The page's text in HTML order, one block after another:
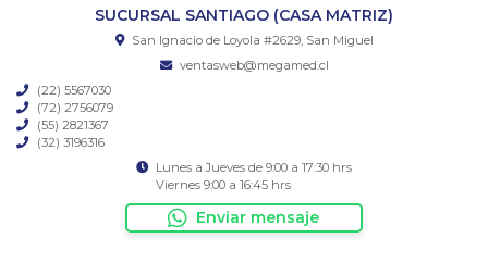
SUCURSAL SANTIAGO (CASA MATRIZ)
San Ignacio de Loyola #2629, San Miguel
ventasweb@megamed.cl
(22) 5567030
(72) 2756079
(55) 2821367
(32) 3196316
Lunes a Jueves de 9:00 a 17:30 hrs
Viernes 9:00 a 16:45 hrs
Enviar mensaje